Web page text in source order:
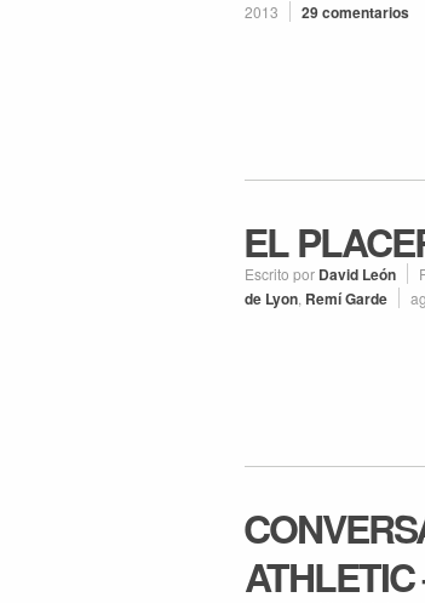
2013
29 comentarios
EL
Escrito por David León
de Lyon, Remí Garde
ATHLETIC